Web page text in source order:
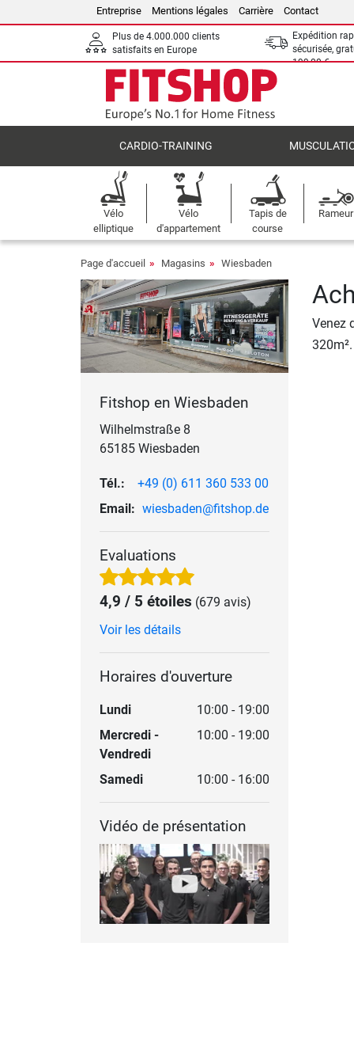
Entreprise Mentions légales Carrière Contact
Plus de 4.000.000 clients
satisfaits en Europe
Expédition
sécurisée,
199,00 €
CARDIO-TRAINING
Vélo
elliptique
Vélo
d'appartement
Tapis de
course
Rameur
Page d'accueil Magasins Wiesbaden
Fitshop en Wiesbaden
Wilhelmstraße 8
65185 Wiesbaden
Tél.:
+49 (0) 611 360 533 00
Email: wiesbaden@fitshop.de
Evaluations
4,9 / 5 étoiles (679 avis)
Voir les détails
Horaires d'ouverture
Lundi
10:00 - 19:00
Mercredi -
Vendredi
10:00 - 19:00
Samedi 10:00 - 16:00
Vidéo de présentation
Venez
320m².